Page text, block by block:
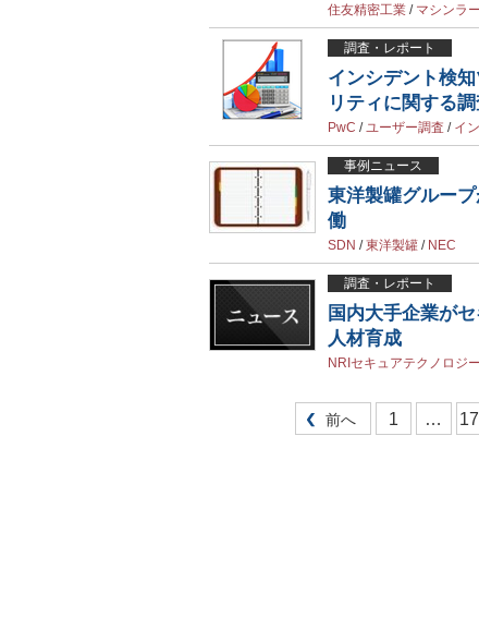
住友精密工業 / マシンラ
調査・レポート
インシデント検
リティに関する
PwC /ユーザー調査 / イ
事例ニュース
東洋製罐グルー
働
SDN /東洋製罐 / NEC
調査・レポート
国内大手企業が
人材育成
NRIセキュアテクノロジ
前へ 1 …